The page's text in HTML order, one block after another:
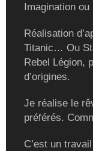
Imagination ou
Réalisation
Titanic… Ou
Rebel Légion,
d’origines.
Je réalise le
préférés.
C’est un